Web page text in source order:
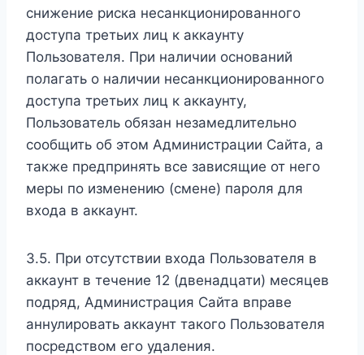
снижение риска несанкционированного
доступа третьих лиц к аккаунту
Пользователя. При наличии оснований
полагать о наличии несанкционированного
доступа третьих лиц к аккаунту,
Пользователь обязан незамедлительно
сообщить об этом Администрации Сайта, а
также предпринять все зависящие от него
меры по изменению (смене) пароля для
входа в аккаунт.
3.5. При отсутствии входа Пользователя в
аккаунт в течение 12 (двенадцати) месяцев
подряд, Администрация Сайта вправе
аннулировать аккаунт такого Пользователя
посредством его удаления.